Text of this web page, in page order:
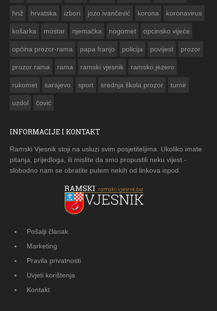
hnž hrvatska izbori jozo ivančević korona koronavirus
košarka mostar njemačka nogomet opcinsko vijeće
općina prozor-rama papa franjo policija povijest prozor
prozor rama rama ramski vjesnik ramsko jezero
rukomet sarajevo sport srednja škola prozor turnir
uzdol čović
INFORMACIJE I KONTAKT
Ramski Vjesnik stoji na usluzi svim posjetiteljima. Ukoliko imate
pitanja, prijedloga, ili mislite da smo propustili neku vijest -
slobodno nam se obratite putem nekih od linkova ispod.
Pošalji članak
Marketing
Pravila privatnosti
Uvjeti korištenja
Kontakt